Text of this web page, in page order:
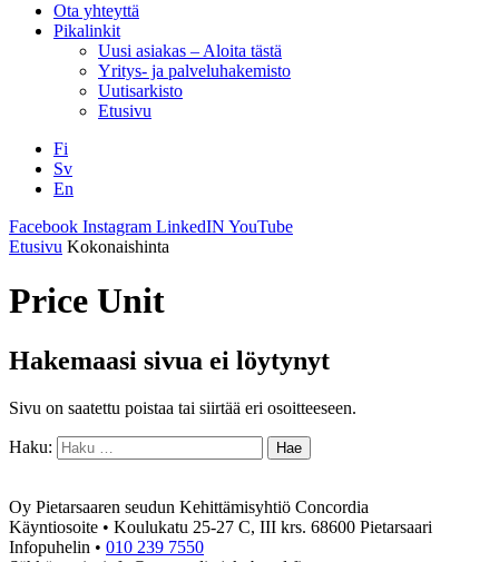
Ota yhteyttä
Pikalinkit
Uusi asiakas – Aloita tästä
Yritys- ja palveluhakemisto
Uutisarkisto
Etusivu
Fi
Sv
En
Facebook Instagram LinkedIN YouTube
Etusivu Kokonaishinta
Price Unit
Hakemaasi sivua ei löytynyt
Sivu on saatettu poistaa tai siirtää eri osoitteeseen.
Haku:
Oy Pietarsaaren seudun Kehittämisyhtiö Concordia
Käyntiosoite • Koulukatu 25-27 C, III krs. 68600 Pietarsaari
Infopuhelin • 010 239 7550